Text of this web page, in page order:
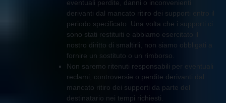
eventuali perdite, danni o inconvenienti
derivanti dal mancato ritiro dei supporti entro il
periodo specificato. Una volta che i supporti ci
sono stati restituiti e abbiamo esercitato il
nostro diritto di smaltirli, non siamo obbligati a
fornire un sostituto o un rimborso.
Non saremo ritenuti responsabili per eventuali
reclami, controversie o perdite derivanti dal
mancato ritiro dei supporti da parte del
destinatario nei tempi richiesti.